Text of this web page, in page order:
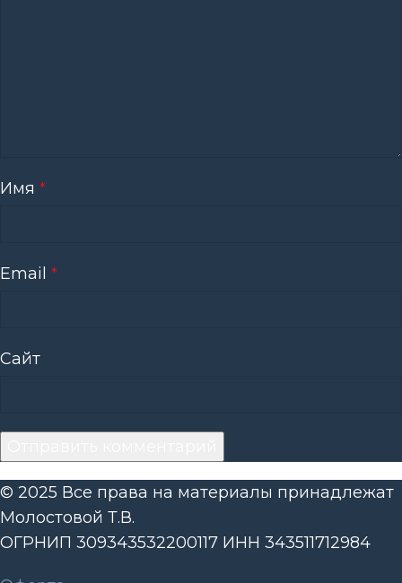
Имя *
Email *
Сайт
© 2025 Все права на материалы принадлежат
Молостовой Т.В.
ОГРНИП 309343532200117 ИНН 343511712984